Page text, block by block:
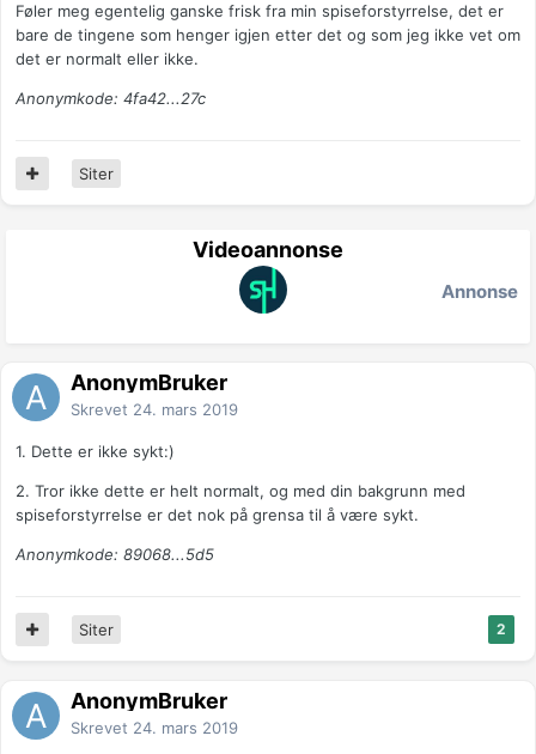
Føler meg egentelig ganske frisk fra min spiseforstyrrelse, det er
bare de tingene som henger igjen etter det og som jeg ikke vet om
det er normalt eller ikke.
Anonymkode: 4fa42...27c
Siter
Videoannonse
Annonse
AnonymBruker
Skrevet 24. mars 2019
1. Dette er ikke sykt:)
2. Tror ikke dette er helt normalt, og med din bakgrunn med
spiseforstyrrelse er det nok på grensa til å være sykt.
Anonymkode: 89068...5d5
2
Siter
AnonymBruker
Skrevet 24. mars 2019